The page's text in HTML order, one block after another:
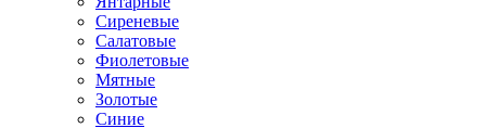
Сиреневые
Салатовые
Фиолетовые
Мятные
Золотые
Синие